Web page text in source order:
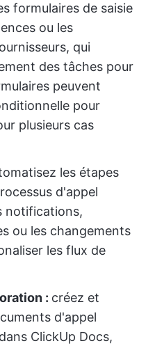
formulaires de saisie
ou les
qui
des tâches pour
peuvent
pour
plusieurs cas
les étapes
d'appel
notifications,
ou les changements
les flux de
: créez et
d'appel
ClickUp Docs,